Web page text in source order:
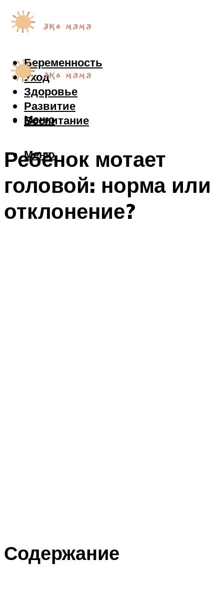
Беременность
Уход
Здоровье
Развитие
Воспитание
Меню
Меню
Ребёнок мотает
головой: норма или
отклонение?
Содержание